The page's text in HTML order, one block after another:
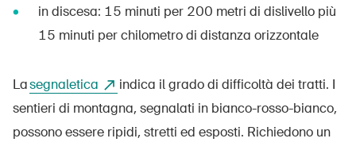
in discesa: 15 minuti per 200 metri di dislivello più
15 minuti per chilometro di distanza orizzontale
Lasegnaletica
indica il grado di difficoltà dei tratti. I
sentieri di montagna, segnalati in bianco-rosso-bianco,
possono essere ripidi, stretti ed esposti. Richiedono un